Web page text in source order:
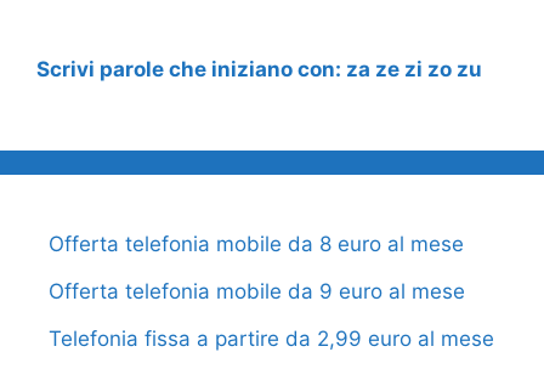
Scrivi parole che iniziano con: za ze zi zo zu
Offerta telefonia mobile da 8 euro al mese
Offerta telefonia mobile da 9 euro al mese
Telefonia fissa a partire da 2,99 euro al mese